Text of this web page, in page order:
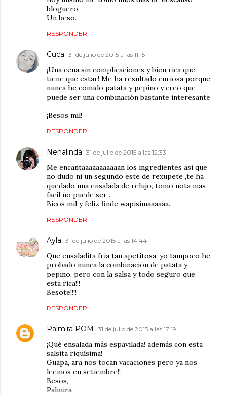
bloguero.
Un beso.
RESPONDER
Cuca 31 de julio de 2015 a las 11:15
¡Una cena sin complicaciones y bien rica que
tiene que estar! Me ha resultado curiosa porque
nunca he comido patata y pepino y creo que
puede ser una combinación bastante interesante
¡Besos mil!
RESPONDER
Nenalinda 31 de julio de 2015 a las 12:33
Me encantaaaaaaaaaaan los ingredientes asi que
no dudo ni un segundo este de rexupete ,te ha
quedado una ensalada de relujo, tomo nota mas
facil no puede ser .
Bicos mil y feliz finde wapisimaaaaaa.
RESPONDER
Ayla 31 de julio de 2015 a las 14:44
Que ensaladita fría tan apetitosa, yo tampoco he
probado nunca la combinación de patata y
pepino, pero con la salsa y todo seguro que
esta rica!!!
Besote!!!!
RESPONDER
Palmira POM 31 de julio de 2015 a las 17:19
¡Qué ensalada más espavilada! además con esta
salsita riquísima!
Guapa, ara nos tocan vacaciones pero ya nos
leemos en setiembre!!
Besos,
Palmira